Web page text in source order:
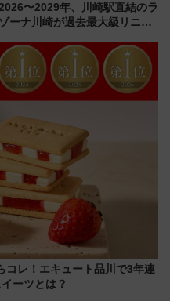
〜2029年、川崎駅直結のラ
ゾーナ川崎が過去最大級リニュ
「いつから何が変わるか」徹底
解説！
コレ！エキュート品川で3年連
ーツとは？